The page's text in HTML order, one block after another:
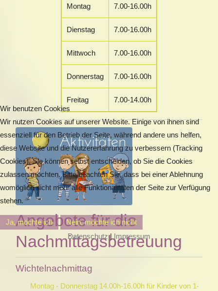
Montag 7.00-16.00h
Dienstag 7.00-16.00h
Mittwoch 7.00-16.00h
Donnerstag 7.00-16.00h
Freitag 7.00-14.00h
Angebote für die
Nachmittagsbetreuung
Wichtelnachmittag
Montag - Donnerstag 14.00h-16.00h für Kinder von 1-
Wir benutzen Cookies
Wir nutzen Cookies auf unserer Website. Einige von ihnen sind
essenziell für den Betrieb der Seite, während andere uns helfen,
diese Website und die Nutzererfahrung zu verbessern (Tracking
Cookies). Sie können selbst entscheiden, ob Sie die Cookies
zulassen möchten. Bitte beachten Sie, dass bei einer Ablehnung
womöglich nicht mehr alle Funktionalitäten der Seite zur Verfügung
stehen.
Ja, möchte ich
Nein, möchte ich nicht
Datenschutz| Impressum